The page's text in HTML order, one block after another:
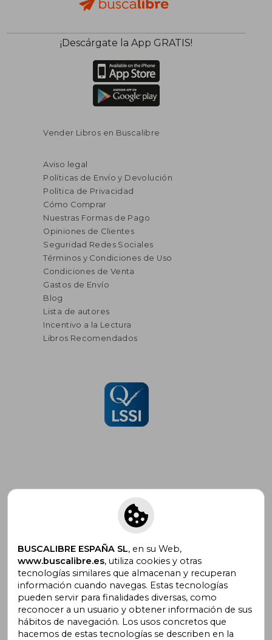
¡Descárgate la App GRATIS!
Vender Libros en Buscalibre
Aviso legal
Políticas de Envío y Devolución
Política de Privacidad
Cómo Comprar
Nuestras Formas de Pago
Opiniones de Clientes
Seguridad Redes Sociales
Términos y Condiciones de Uso
Condiciones de Venta
Gastos de Envío
Blog
Lista de autores
Incentivo a la Lectura
Libros Recomendados
Suscríbete para recibir ofertas y
promociones
¿Necesitas ayuda?
BUSCALIBRE ESPAÑA SL, en su Web,
www.buscalibre.es, utiliza cookies y otras
tecnologías similares que almacenan y recuperan
información cuando navegas. Estas tecnologías
pueden servir para finalidades diversas, como
reconocer a un usuario y obtener información de sus
hábitos de navegación. Los usos concretos que
hacemos de estas tecnologías se describen en la